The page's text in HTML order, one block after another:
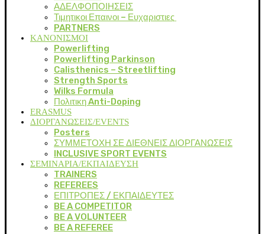
ΑΔΕΛΦΟΠΟΙΗΣΕΙΣ
Τιμητικοι Επαινοι – Ευχαριστιες
PARTNERS
ΚΑΝΟΝΙΣΜΟΙ
Powerlifting
Powerlifting Parkinson
Calisthenics – Streetlifting
Strength Sports
Wilks Formula
Πολιτικη Anti-Doping
ERASMUS
ΔΙΟΡΓΑΝΩΣΕΙΣ/EVENTS
Posters
ΣΥΜΜΕΤΟΧΗ ΣΕ ΔΙΕΘΝΕΙΣ ΔΙΟΡΓΑΝΩΣΕΙΣ
INCLUSIVE SPORT EVENTS
ΣΕΜΙΝΑΡΙΑ/ΕΚΠΑΙΔΕΥΣΗ
TRAINERS
REFEREES
ΕΠΙΤΡΟΠΕΣ / ΕΚΠΑΙΔΕΥΤΕΣ
BE A COMPETITOR
BE A VOLUNTEER
BE A REFEREE